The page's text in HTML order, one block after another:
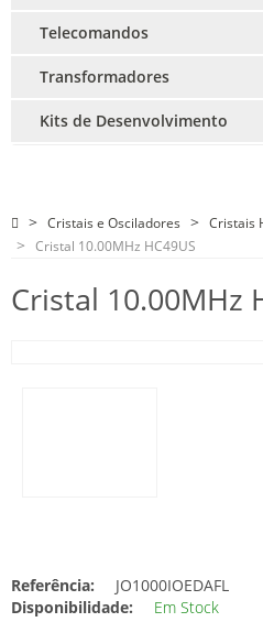
Telecomandos
Transformadores
Kits de Desenvolvimento
Cristais e Osciladores
Cristais
Cristal 10.00MHz HC49US
Cristal 10.00MHz
Referência:
JO1000IOEDAFL
Disponibilidade:
Em Stock